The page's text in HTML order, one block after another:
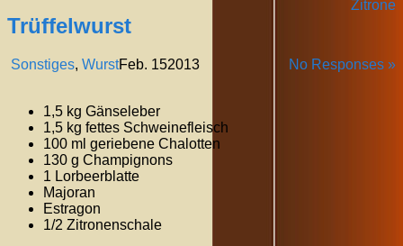
Zitrone
Trüffelwurst
Sonstiges, Wurst No Responses »
Feb. 152013
1,5 kg Gänseleber
1,5 kg fettes Schweinefleisch
100 ml geriebene Chalotten
130 g Champignons
1 Lorbeerblatte
Majoran
Estragon
1/2 Zitronenschale